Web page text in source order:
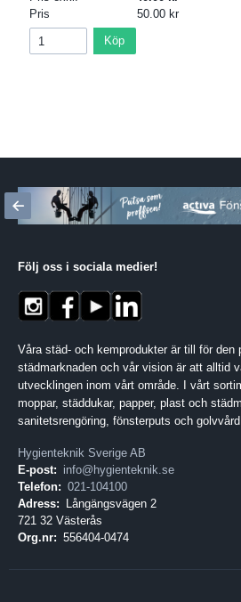
Pris
50.00
Köp
Följ oss i sociala medier!
Våra städ- och kemprodukter är till för den
städmarknaden och vår vision är att alltid
utvecklingen inom vårt område. I vårt
moppar, städdukar, papper, plast och
sanitetsrengöring, fönsterputs och
Hygienteknik Sverige AB
E-post: info@hygienteknik.se
Telefon: 021-104100
Adress:
Långängsvägen 2
721 32 Västerås
Org.nr: 556404-0474